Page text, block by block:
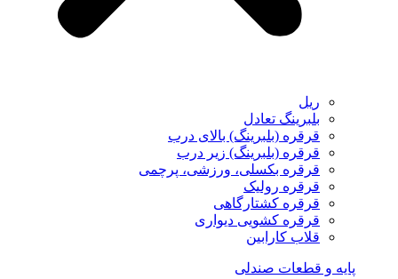
ریل
بلبرینگ تعادل
قرقره (بلبرینگ) بالای درب
قرقره (بلبرینگ) زیر درب
قرقره بکسلی، ورزشی، پرچمی
قرقره رولیک
قرقره کشتارگاهی
قرقره کشویی دیواری
قلاب کارابین
پایه و قطعات صندلی